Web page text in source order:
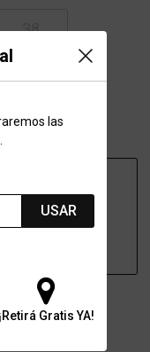
las
USAR
¡Retirá Gratis YA!
38